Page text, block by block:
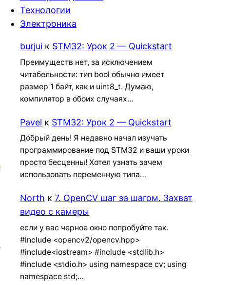
Технологии
Электроника
burjuiк STM32: Урок 2 — Quickstart
Преимуществ нет, за исключением
читабельности: тип bool обычно имеет
размер 1 байт, как и uint8_t. Думаю,
компилятор в обоих случаях…
Pavel к STM32: Урок 2 — Quickstart
Добрый день! Я недавно начал изучать
программирование под STM32 и ваши уроки
просто бесценны! Хотел узнать зачем
использовать переменную типа…
North к 7. OpenCV шаг за шагом. Захват
видео с камеры
если у вас черное окно попробуйте так.
#include <opencv2/opencv.hpp>
#include<iostream> #include <stdlib.h>
#include <stdio.h> using namespace cv; using
namespace std;…